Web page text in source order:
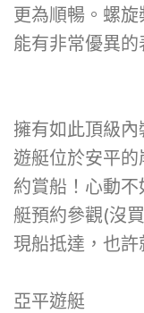
更為順暢。螺
能有非常優異的
擁有如此頂級
遊艇位於安平
約賞船！心動
艇預約參觀(沒
現船抵達，也
亞平遊艇